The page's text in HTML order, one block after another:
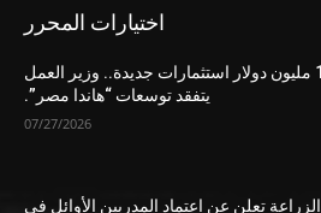
اختيارات المحرر
100 مليون دولار استثمارات جديدة.. وزير العمل
يتفقد توسعات “هاندا مصر”.
07/27/2026
الزراعة تعلن عن اعتماد المدربين الأوائل في